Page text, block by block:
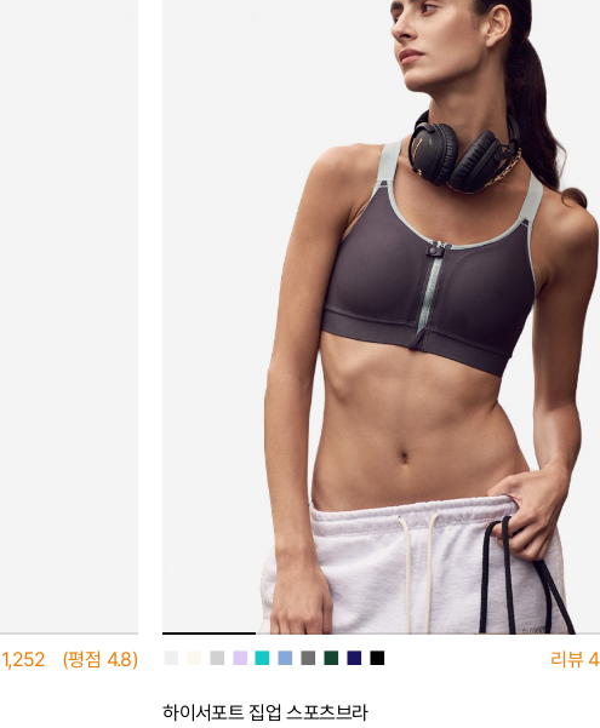
1,252 (평점 4.8) ■ ■ ■ ■ ■ ■ ■ ■ 리뷰
하이서포트 집업 스포츠브라